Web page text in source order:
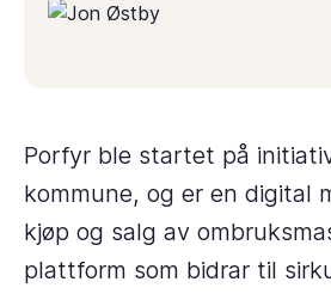
Porfyr ble startet på
kommune, og er en digital
kjøp og salg av
plattform som bidrar til